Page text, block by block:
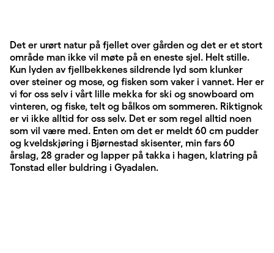
Det er urørt natur på fjellet over gården og det er et stort
område man ikke vil møte på en eneste sjel. Helt stille.
Kun lyden av fjellbekkenes sildrende lyd som klunker
over steiner og mose, og fisken som vaker i vannet. Her er
vi for oss selv i vårt lille mekka for ski og snowboard om
vinteren, og fiske, telt og bålkos om sommeren. Riktignok
er vi ikke alltid for oss selv. Det er som regel alltid noen
som vil være med. Enten om det er meldt 60 cm pudder
og kveldskjøring i Bjørnestad skisenter, min fars 60
årslag, 28 grader og lapper på takka i hagen, klatring på
Tonstad eller buldring i Gyadalen.